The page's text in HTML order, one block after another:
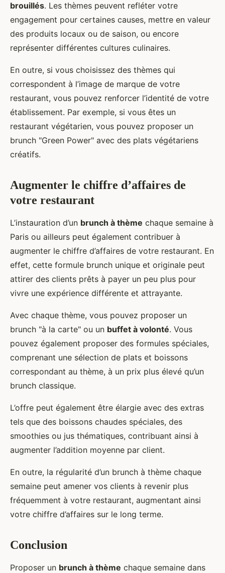
brouillés. Les thèmes peuvent refléter votre
engagement pour certaines causes, mettre en valeur
des produits locaux ou de saison, ou encore
représenter différentes cultures culinaires.
En outre, si vous choisissez des thèmes qui
correspondent à l’image de marque de votre
restaurant, vous pouvez renforcer l’identité de votre
établissement. Par exemple, si vous êtes un
restaurant végétarien, vous pouvez proposer un
brunch "Green Power" avec des plats végétariens
créatifs.
Augmenter le chiffre d’affaires de
votre restaurant
L’instauration d’un brunch à thème chaque semaine à
Paris ou ailleurs peut également contribuer à
augmenter le chiffre d’affaires de votre restaurant. En
effet, cette formule brunch unique et originale peut
attirer des clients prêts à payer un peu plus pour
vivre une expérience différente et attrayante.
Avec chaque thème, vous pouvez proposer un
brunch "à la carte" ou un buffet à volonté. Vous
pouvez également proposer des formules spéciales,
comprenant une sélection de plats et boissons
correspondant au thème, à un prix plus élevé qu’un
brunch classique.
L’offre peut également être élargie avec des extras
tels que des boissons chaudes spéciales, des
smoothies ou jus thématiques, contribuant ainsi à
augmenter l’addition moyenne par client.
En outre, la régularité d’un brunch à thème chaque
semaine peut amener vos clients à revenir plus
fréquemment à votre restaurant, augmentant ainsi
votre chiffre d’affaires sur le long terme.
Conclusion
Proposer un brunch à thème chaque semaine dans